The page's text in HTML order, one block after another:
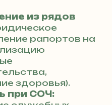
из рядов
рапортов на
здоровья).
при СОЧ: